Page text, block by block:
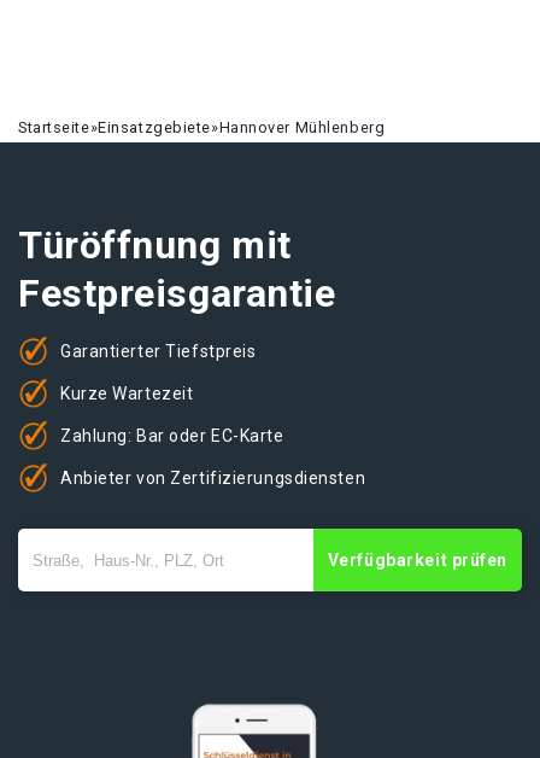
Startseite»Einsatzgebiete»Hannover Mühlenberg
Türöffnung mit
Festpreisgarantie
Garantierter Tiefstpreis
Kurze Wartezeit
Zahlung: Bar oder EC-Karte
Anbieter von Zertifizierungsdiensten
Verfügbarkeit prüfen